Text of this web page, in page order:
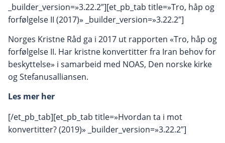
_builder_version=»3.22.2″][et_pb_tab title=»Tro, håp og
forfølgelse II (2017)» _builder_version=»3.22.2″]
Norges Kristne Råd ga i 2017 ut rapporten «Tro, håp og
forfølgelse II. Har kristne konvertitter fra Iran behov for
beskyttelse» i samarbeid med NOAS, Den norske kirke
og Stefanusalliansen.
Les mer her
[/et_pb_tab][et_pb_tab title=»Hvordan ta i mot
konvertitter? (2019)» _builder_version=»3.22.2″]